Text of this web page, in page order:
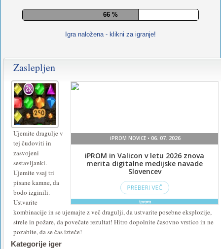
71 %
Igra naložena - klikni za igranje!
Za
igranje
te
igre
namestite
ali
vklopite
Flash.
Zaslepljen
Ujemite dragulje v
tej čudoviti in
zasvojeni
sestavljanki.
Ujemite vsaj tri
pisane kamne, da
bodo izginili.
Ustvarite
kombinacije in se ujemajte z več dragulji, da ustvarite posebne eksplozije,
strele in požare, da povečate rezultat! Hitro dopolnite časovno vrstico in ne
pozabite, da se čas izteče!
Kategorije iger